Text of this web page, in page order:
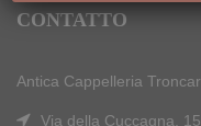
CONTATTO
Antica Cappelleria
Via della Cuccagna,